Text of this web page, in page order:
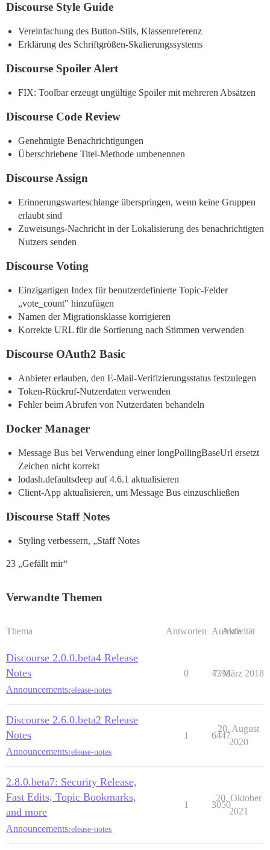
Discourse Style Guide
Vereinfachung des Button-Stils, Klassenreferenz
Erklärung des Schriftgrößen-Skalierungssystems
Discourse Spoiler Alert
FIX: Toolbar erzeugt ungültige Spoiler mit mehreren Absätzen
Discourse Code Review
Genehmigte Benachrichtigungen
Überschriebene Titel-Methode umbenennen
Discourse Assign
Erinnerungswarteschlange überspringen, wenn keine Gruppen
erlaubt sind
Zuweisungs-Nachricht in der Lokalisierung des benachrichtigten
Nutzers senden
Discourse Voting
Einzigartigen Index für benutzerdefinierte Topic-Felder
„vote_count" hinzufügen
Namen der Migrationsklasse korrigieren
Korrekte URL für die Sortierung nach Stimmen verwenden
Discourse OAuth2 Basic
Anbieter erlauben, den E-Mail-Verifizierungsstatus festzulegen
Token-Rückruf-Nutzerdaten verwenden
Fehler beim Abrufen von Nutzerdaten behandeln
Docker Manager
Message Bus bei Verwendung einer longPollingBaseUrl ersetzt
Zeichen nicht korrekt
lodash.defaultsdeep auf 4.6.1 aktualisieren
Client-App aktualisieren, um Message Bus einzuschließen
Discourse Staff Notes
Styling verbessern, „Staff Notes
23 „Gefällt mir“
Verwandte Themen
Thema Antworten Aufrufe
Aktivität
Discourse 2.0.0.beta4 Release
Notes
Announcementsrelease-notes
0 4398
7. März 2018
Discourse 2.6.0.beta2 Release
Notes
Announcementsrelease-notes
1 6447
20. August
2020
2.8.0.beta7: Security Release,
Fast Edits, Topic Bookmarks,
and more
Announcementsrelease-notes
1 3050
20. Oktober
2021